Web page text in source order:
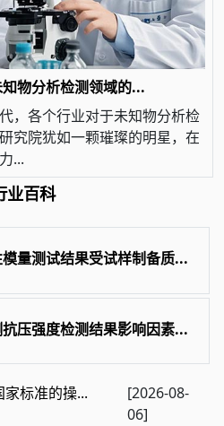
物分析检测领域的...
，各个行业对于未知物分析检
究院犹如一颗璀璨的明星，在
...
业百科
量测试结果受试样制备质...
压强度检测结果影响因素...
标准的操...
[2026-08-
06]